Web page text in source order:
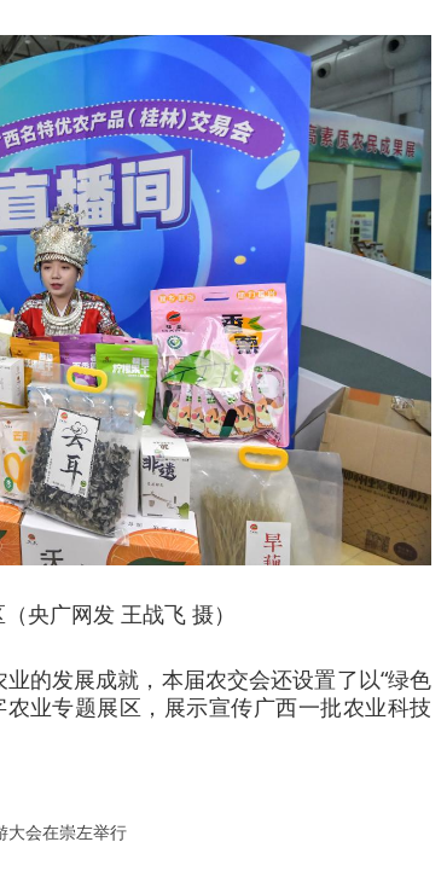
央广网发 王战飞 摄）
的发展成就，本届农交会还设置了以“绿色
业专题展区，展示宣传广西一批农业科技
大会在崇左举行